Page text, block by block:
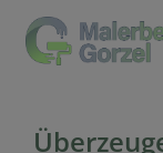
Skip